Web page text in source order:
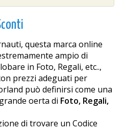
questa marca online
ampio di
in Foto, Regali, etc..,
prezzi adeguati per
può definirsi come una
offerta di Foto, Regali,
di trovare un Codice